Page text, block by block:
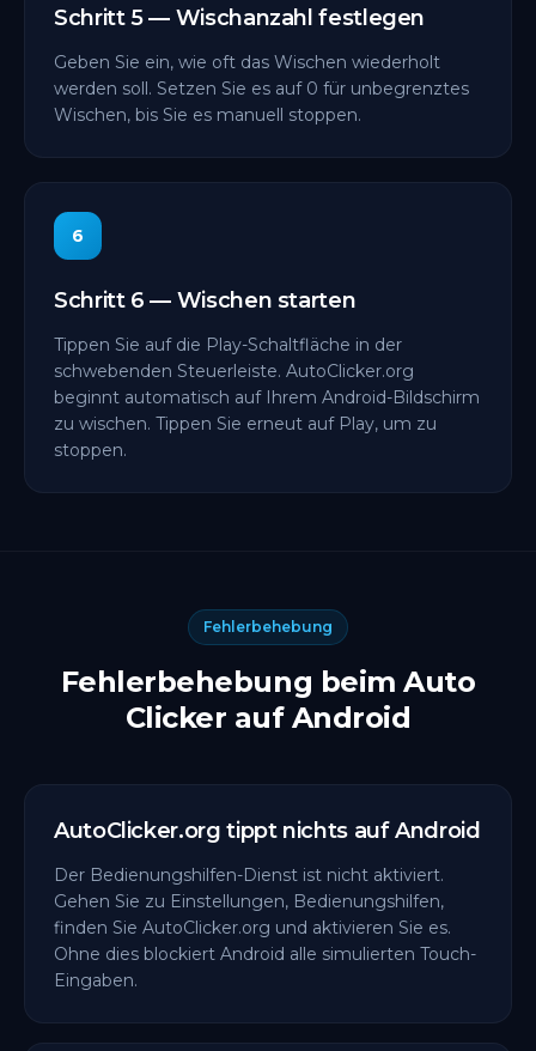
Schritt 5 — Wischanzahl festlegen
Geben Sie ein, wie oft das Wischen wiederholt
werden soll. Setzen Sie es auf 0 für unbegrenztes
Wischen, bis Sie es manuell stoppen.
6
Schritt 6 — Wischen starten
Tippen Sie auf die Play-Schaltfläche in der
schwebenden Steuerleiste. AutoClicker.org
beginnt automatisch auf Ihrem Android-Bildschirm
zu wischen. Tippen Sie erneut auf Play, um zu
stoppen.
Fehlerbehebung
Fehlerbehebung beim Auto
Clicker auf Android
AutoClicker.org tippt nichts auf Android
Der Bedienungshilfen-Dienst ist nicht aktiviert.
Gehen Sie zu Einstellungen, Bedienungshilfen,
finden Sie AutoClicker.org und aktivieren Sie es.
Ohne dies blockiert Android alle simulierten Touch-
Eingaben.